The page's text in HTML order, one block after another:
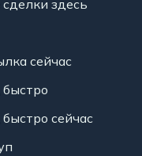
здесь
сейчас
сейчас